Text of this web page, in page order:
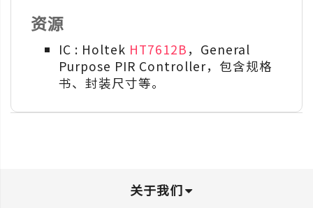
资源
IC : Holtek HT7612B ，General
Purpose PIR Controller，包含规格
书、封装尺寸等。
关于我们